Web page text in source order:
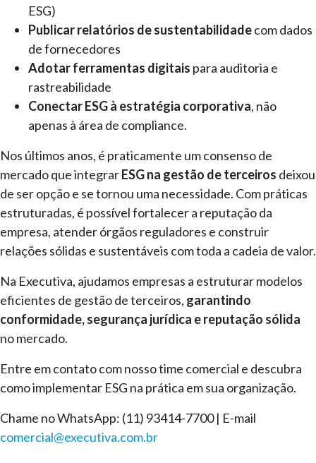
ESG)
Publicar relatórios de sustentabilidadecom dados
de fornecedores
Adotar ferramentas digitais para auditoria e
rastreabilidade
Conectar ESG à estratégia corporativa, não
apenas à área de compliance.
Nos últimos anos, é praticamente um consenso de
mercado que integrarESG na gestão de terceiros deixou
de ser opção e se tornou uma necessidade. Com práticas
estruturadas, é possível fortalecer a reputação da
empresa, atender órgãos reguladores e construir
relações sólidas e sustentáveis com toda a cadeia de valor.
Na Executiva, ajudamos empresas a estruturar modelos
eficientes de gestão de terceiros, garantindo
conformidade, segurança jurídica e reputação sólida
no mercado.
Entre em contato com nosso time comercial e descubra
como implementar ESG na prática em sua organização.
Chame no WhatsApp: (11) 93414-7700 | E-mail
comercial@executiva.com.br